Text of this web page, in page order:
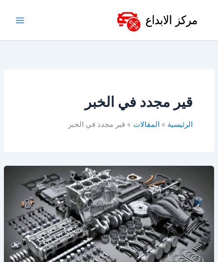
قير مجدد في الخبر
الرئيسية المقالات قير مجدد في الخبر
توضيب
قير
في
الخبر
–
الدمام